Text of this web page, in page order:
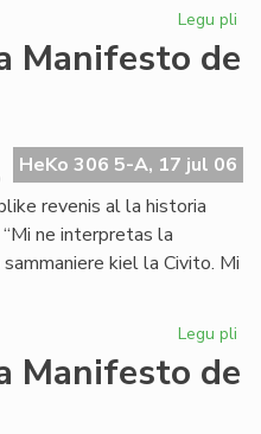
Legu pli
Manifesto de
HeKo 306 5-A, 17 jul 06
revenis al la historia
ne interpretas la
kiel la Civito. Mi
Legu pli
Manifesto de